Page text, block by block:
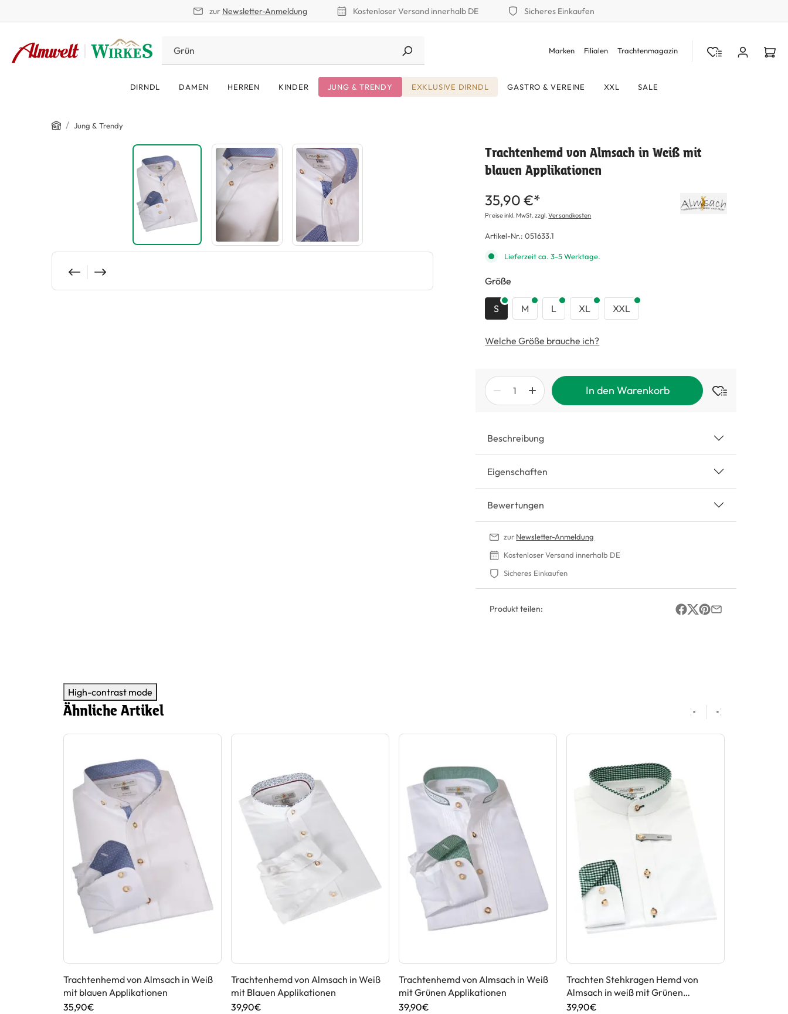
zur Newsletter-Anmeldung Kostenloser Versand innerhalb DE Sicheres Einkaufen
Marken Filialen Trachtenmagazin
DIRNDL DAMEN HERREN KINDER JUNG & TRENDY EXKLUSIVE DIRNDL GASTRO & VEREINE XXL SALE
Home
/ Jung & Trendy
Bildergalerie überspringen
Trachtenhemd von Almsach in Weiß mit
blauen Applikationen
35,90 €*
Preise inkl. MwSt. zzgl.Versandkosten
Artikel-Nr.:051633.1
Lieferzeit ca. 3-5 Werktage.
Größe
S M L XL XXL
Welche Größe brauche ich?
In den Warenkorb
Beschreibung
Eigenschaften
Bewertungen
zur Newsletter-Anmeldung
Kostenloser Versand innerhalb DE
Sicheres Einkaufen
Produkt teilen:
High-contrast mode
Ähnliche Artikel
Trachtenhemd von Almsach in Weiß
mit blauen Applikationen
35,90€
Trachtenhemd von Almsach in Weiß
mit Blauen Applikationen
39,90€
Trachtenhemd von Almsach in Weiß
mit Grünen Applikationen
39,90€
Trachten Stehkragen Hemd von
Almsach in weiß mit Grünen
Applikationen
39,90€